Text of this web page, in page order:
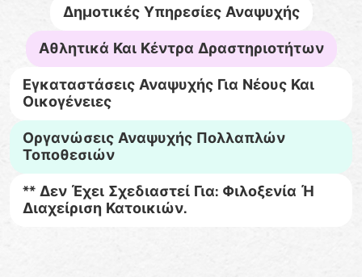
Δημοτικές Υπηρεσίες Αναψυχής
Αθλητικά Και Κέντρα Δραστηριοτήτων
Εγκαταστάσεις Αναψυχής Για Νέους Και
Οικογένειες
Οργανώσεις Αναψυχής Πολλαπλών
Τοποθεσιών
** Δεν Έχει Σχεδιαστεί Για: Φιλοξενία Ή
Διαχείριση Κατοικιών.